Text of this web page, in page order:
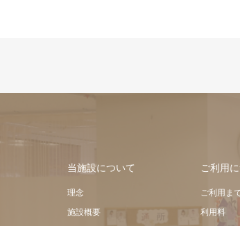
当施設について
理念
施設概要
ご利用
ご利用ま
利用料